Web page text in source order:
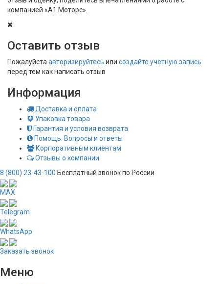
компанией «А1 Моторс».
Оставить отзыв
Пожалуйстаавторизируйтесь или создайте учетную запись
перед тем как написать отзыв
Информация
Доставка и оплата
Упаковка товара
Гарантия и условия возврата
Помощь. Вопросы и ответы
Корпоративным клиентам
Отзывы о компании
8 (800) 23-43-100 Бесплатный звонок по России
MAX
Telegram
WhatsApp
Заказать звонок
Меню